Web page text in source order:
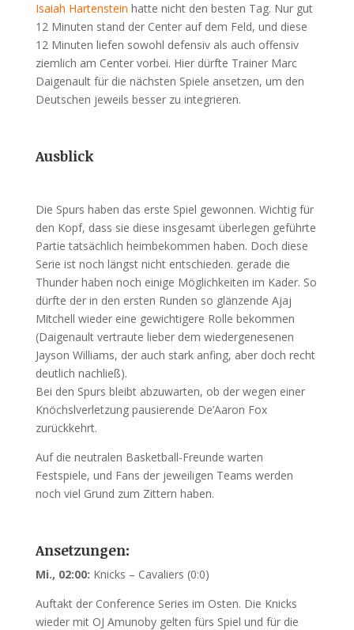
Isaiah Hartenstein hatte nicht den besten Tag. Nur gut
12 Minuten stand der Center auf dem Feld, und diese
12 Minuten liefen sowohl defensiv als auch offensiv
ziemlich am Center vorbei. Hier dürfte Trainer Marc
Daigenault für die nächsten Spiele ansetzen, um den
Deutschen jeweils besser zu integrieren.
Ausblick
Die Spurs haben das erste Spiel gewonnen. Wichtig für
den Kopf, dass sie diese insgesamt überlegen geführte
Partie tatsächlich heimbekommen haben. Doch diese
Serie ist noch längst nicht entschieden. gerade die
Thunder haben noch einige Möglichkeiten im Kader. So
dürfte der in den ersten Runden so glänzende Ajaj
Mitchell wieder eine gewichtigere Rolle bekommen
(Daigenault vertraute lieber dem wiedergenesenen
Jayson Williams, der auch stark anfing, aber doch recht
deutlich nachließ).
Bei den Spurs bleibt abzuwarten, ob der wegen einer
Knöchslverletzung pausierende De’Aaron Fox
zurückkehrt.
Auf die neutralen Basketball-Freunde warten
Festspiele, und Fans der jeweiligen Teams werden
noch viel Grund zum Zittern haben.
Ansetzungen:
Mi., 02:00: Knicks – Cavaliers (0:0)
Auftakt der Conference Series im Osten. Die Knicks
wieder mit OJ Amunoby gelten fürs Spiel und für die